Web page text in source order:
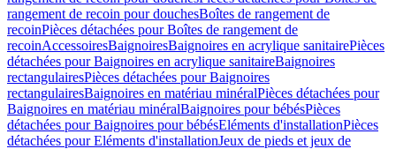
rangement de recoin pour douchesBoîtes de rangement de
recoinPièces détachées pour Boîtes de rangement de
recoinAccessoiresBaignoiresBaignoires en acrylique sanitairePièces
détachées pour Baignoires en acrylique sanitaireBaignoires
rectangulairesPièces détachées pour Baignoires
rectangulairesBaignoires en matériau minéralPièces détachées pour
Baignoires en matériau minéralBaignoires pour bébésPièces
détachées pour Baignoires pour bébésEléments d'installationPièces
détachées pour Eléments d'installationJeux de pieds et jeux de